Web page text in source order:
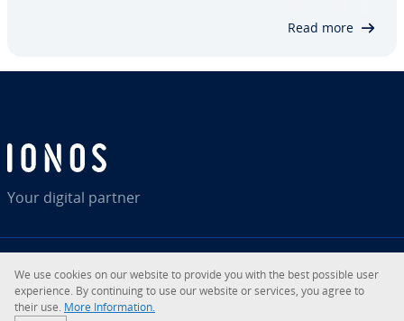
Read more
Your digital partner
© 2026IONOS SE
RSS LinkedIntiktok Instagram
We use cookies on our website to provide you with the best possible user
expe­rien­ce. By con­ti­nuing to use our website or services, you agree to
their use. More In­for­ma­tion.